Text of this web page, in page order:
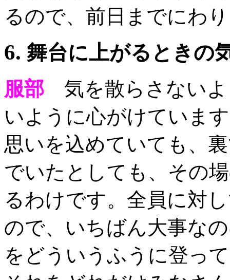
るので、前日までにわ
6. 舞台に上がるときの
服部
気を散らさない
いように心がけていま
思いを込めていても、
でいたとしても、その
るわけです。全員に対
ので、いちばん大事な
をどういうふうに登っ